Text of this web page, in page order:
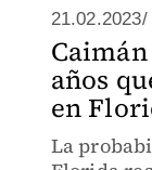
21.02.2023/
años
en
La